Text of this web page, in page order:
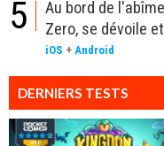
5
Au bord de
Zero, se dévoile
iOS + Android
DERNIERS TESTS